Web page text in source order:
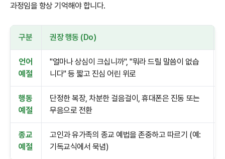
과정임을 항상 기억해야 합니다.
구분 권장 행동 (Do)
언어
예절
"얼마나 상심이 크십니까", "뭐라 드릴 말씀이 없습
니다" 등 짧고 진심 어린 위로
행동
예절
단정한 복장, 차분한 걸음걸이, 휴대폰은 진동 또는
무음으로 전환
종교
예절
고인과 유가족의 종교 예법을 존중하고 따르기 (예:
기독교식에서 묵념)